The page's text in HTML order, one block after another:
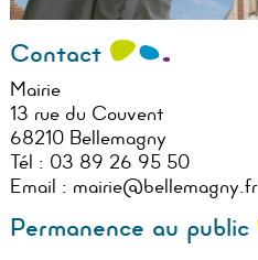
Contact
Mairie
13 rue du Couvent
68210 Bellemagny
Tél : 03 89 26 95 50
Email : mairie@bellemagny.fr
Permanence au public